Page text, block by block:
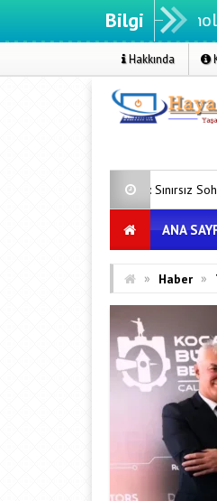
Bilgi
Hayatteknoloji.net -
Hakkında
Sınırsız Sohbet ve GPT-5.6 Geldi
ANA
» Haber »